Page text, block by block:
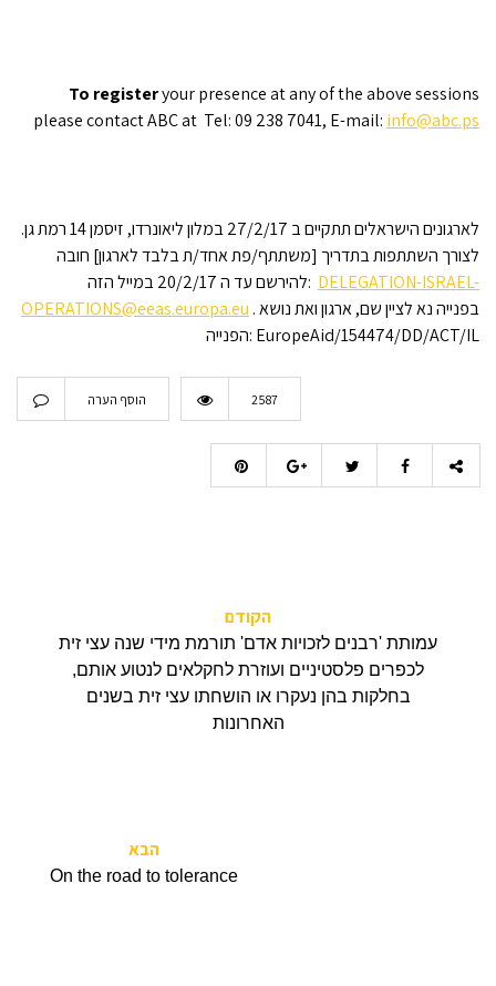
To registeryour presence at any of the above sessions
please contact ABC at Tel: 09 238 7041, E-mail: info@abc.ps
לארגונים הישראלים תתקיים ב 27/2/17 במלון ליאונרדו, זיסמן 14 רמת גן.
לצורך השתתפות בתדריך [משתתף/פת אחד/ת בלבד לארגון] חובה
להירשם עד ה 20/2/17 במייל הזה: DELEGATION-ISRAEL-
OPERATIONS@eeas.europa.eu . בפנייה נא לציין שם, ארגון ואת נושא
הפנייה: EuropeAid/154474/DD/ACT/IL
הוסף הערה 2587
הקודם
עמותת 'רבנים לזכויות אדם' תורמת מידי שנה עצי זית
לכפרים פלסטיניים ועוזרת לחקלאים לנטוע אותם,
בחלקות בהן נעקרו או הושחתו עצי זית בשנים
האחרונות
הבא
On the road to tolerance